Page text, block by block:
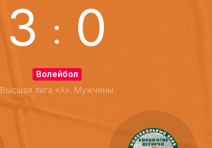
3 : 0
Волейбол
Высшая лига «А». Мужчины